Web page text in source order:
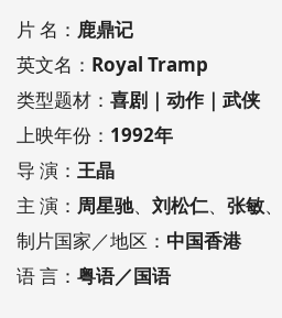
片 名： 鹿鼎记
英文名： Royal Tramp
类型题材： 喜剧｜动作｜武侠
上映年份： 1992年
导 演： 王晶
主 演： 周星驰、 刘松仁、 张敏、
制片国家／地区： 中国香港
语 言： 粤语／国语